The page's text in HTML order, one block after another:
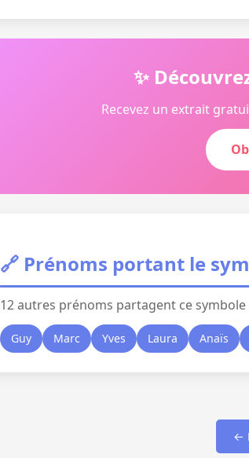
✨
Recevez un extrait
🔗 Prénoms portant le
12 autres prénoms partagent ce symbole
Guy Marc Yves Laura Anaïs
←